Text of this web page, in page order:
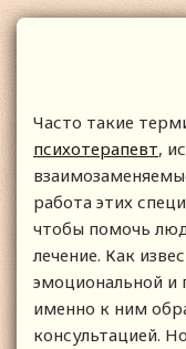
Часто такие
психотерапевт,
работа этих
чтобы помочь
лечение. Как
эмоциональной и
именно к ним
консультацией.